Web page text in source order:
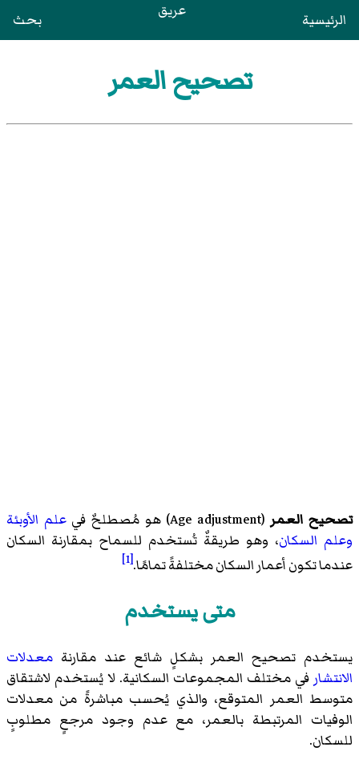
الرئيسية عريق بحث
تصحيح العمر
تصحيح العمر (
Age adjustment)‏ هو مُصطلحٌ فيعلم الأوبئة
وعلم السكان، وهو طريقةٌ تُستخدم للسماح بمقارنة السكان
عندما تكون أعمار السكان مختلفةً تمامًا.[1]
متى يستخدم
يستخدم تصحيح العمر بشكلٍ شائع عند مقارنة معدلات
الانتشار في مختلف المجموعات السكانية. لا يُستخدم لاشتقاق
متوسط العمر المتوقع، والذي يُحسب مباشرةً من معدلات
الوفيات المرتبطة بالعمر، مع عدم وجود مرجعٍ مطلوبٍ
للسكان.